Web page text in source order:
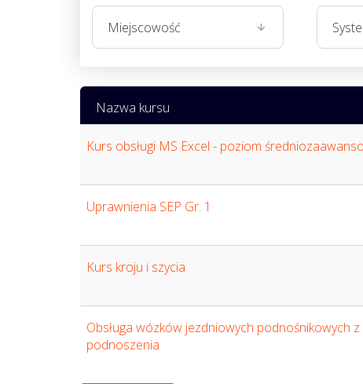
Nazwa kursu
Kurs obsługi MS Excel - poziom
Uprawnienia SEP Gr. 1
Kurs kroju i szycia
Obsługa wózków jezdniowych podnośnikowych
podnoszenia